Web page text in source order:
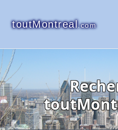
toutMontreal.com